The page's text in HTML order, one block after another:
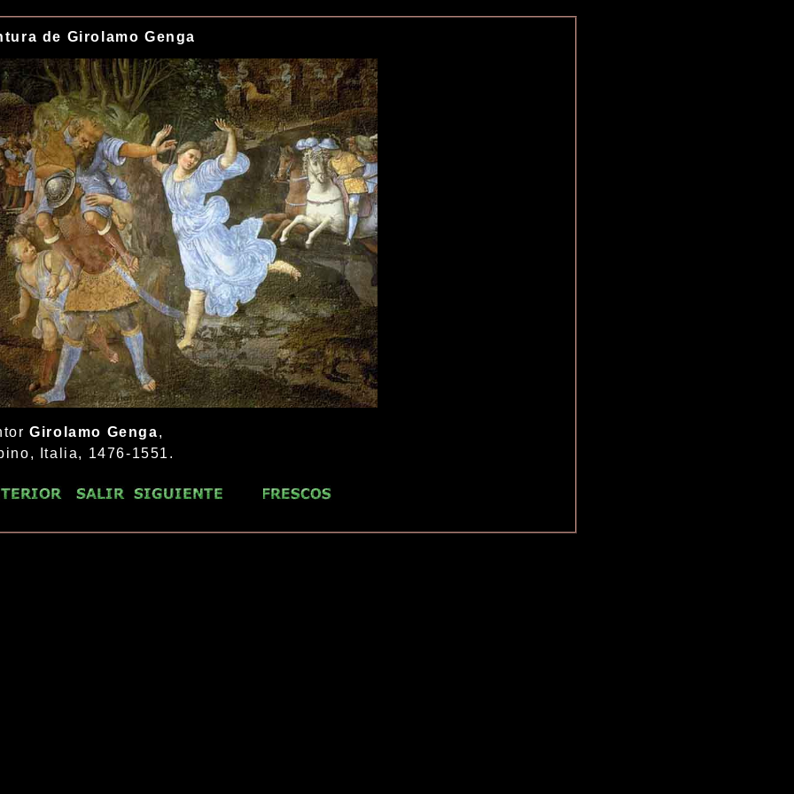
de Girolamo Genga
Girolamo Genga,
Italia, 1476-1551.